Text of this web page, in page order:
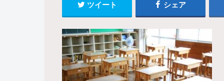
ツイート シェア